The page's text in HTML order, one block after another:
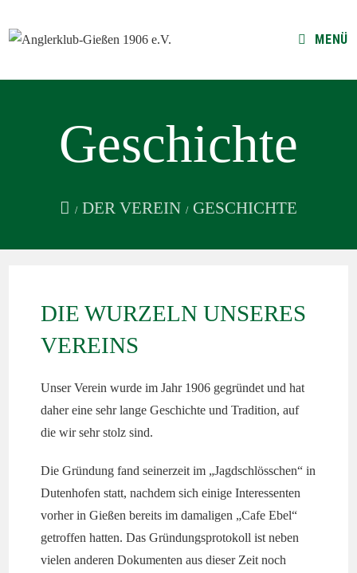
MENÜ
Geschichte
/ DER VEREIN / GESCHICHTE
DIE WURZELN UNSERES
VEREINS
Unser Verein wurde im Jahr 1906 gegründet und hat
daher eine sehr lange Geschichte und Tradition, auf
die wir sehr stolz sind.
Die Gründung fand seinerzeit im „Jagdschlösschen“ in
Dutenhofen statt, nachdem sich einige Interessenten
vorher in Gießen bereits im damaligen „Cafe Ebel“
getroffen hatten. Das Gründungsprotokoll ist neben
vielen anderen Dokumenten aus dieser Zeit noch